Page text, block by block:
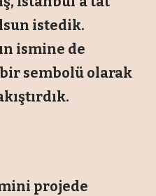
istedik.
ismine de
bir sembolü olarak
projede